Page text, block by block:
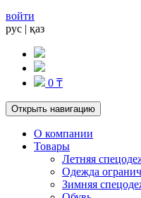
войти
рус | қаз
0 ₸
Открыть навигацию
О компании
Товары
Летняя
Одежда
Зимняя